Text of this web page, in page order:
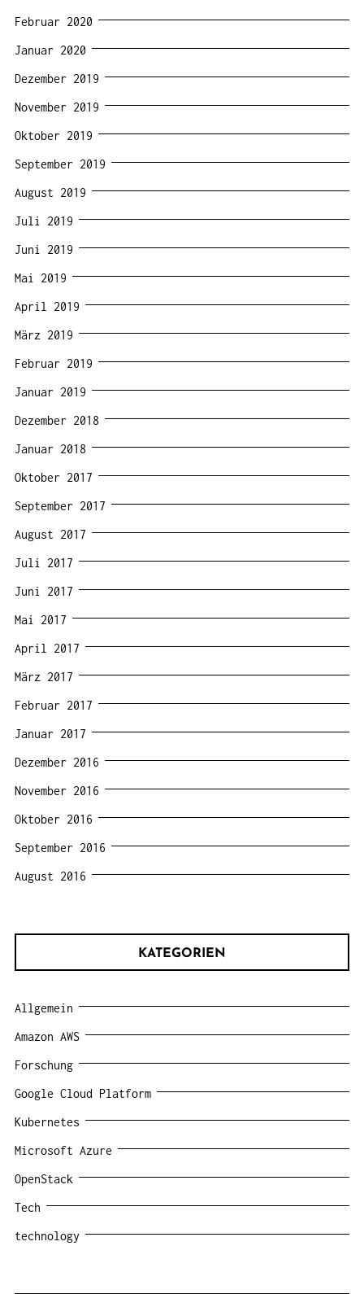
Februar 2020
Januar 2020
Dezember 2019
November 2019
Oktober 2019
September 2019
August 2019
Juli 2019
Juni 2019
Mai 2019
April 2019
März 2019
Februar 2019
Januar 2019
Dezember 2018
Januar 2018
Oktober 2017
September 2017
August 2017
Juli 2017
Juni 2017
Mai 2017
April 2017
März 2017
Februar 2017
Januar 2017
Dezember 2016
November 2016
Oktober 2016
September 2016
August 2016
KATEGORIEN
Allgemein
Amazon AWS
Forschung
Google Cloud Platform
Kubernetes
Microsoft Azure
OpenStack
Tech
technology